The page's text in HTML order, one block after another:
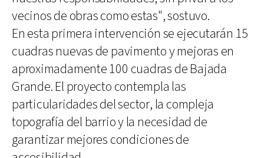
vecinos de obras como estas", sostuvo.
En esta primera intervención se ejecutarán 15
cuadras nuevas de pavimento y mejoras en
aproximadamente 100 cuadras de Bajada
Grande. El proyecto contempla las
particularidades del sector, la compleja
topografía del barrio y la necesidad de
garantizar mejores condiciones de